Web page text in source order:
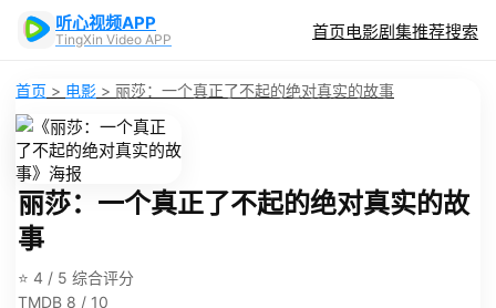
听心视频APP
TingXin Video APP 首页电影剧集推荐搜索
首页 > 电影 > 丽莎：一个真正了不起的绝对真实的故事
丽莎：一个真正了不起的绝对真实的故
事
⭐ 4 / 5 综合评分
TMDB 8 / 10